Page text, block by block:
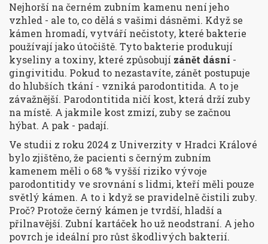
Nejhorší na černém zubním kamenu není jeho
vzhled - ale to, co dělá s vašimi dásněmi. Když se
kámen hromadí, vytváří nečistoty, které bakterie
používají jako útočiště. Tyto bakterie produkují
kyseliny a toxiny, které způsobují zánět dásní -
gingivitidu. Pokud to nezastavíte, zánět postupuje
do hlubších tkání - vzniká parodontitida. A to je
závažnější. Parodontitida ničí kost, která drží zuby
na místě. A jakmile kost zmizí, zuby se začnou
hýbat. A pak - padají.
Ve studii z roku 2024 z Univerzity v Hradci Králové
bylo zjištěno, že pacienti s černým zubním
kamenem měli o 68 % vyšší riziko vývoje
parodontitidy ve srovnání s lidmi, kteří měli pouze
světlý kámen. A to i když se pravidelně čistili zuby.
Proč? Protože černý kámen je tvrdší, hladší a
přilnavější. Zubní kartáček ho už neodstraní. A jeho
povrch je ideální pro růst škodlivých bakterií.